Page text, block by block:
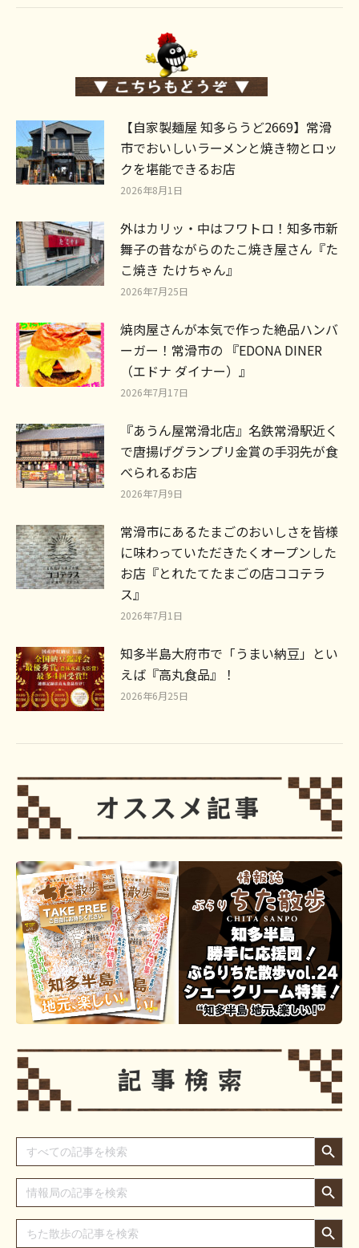
【自家製麺屋 知多らうど2669】常滑
市でおいしいラーメンと焼き物とロッ
クを堪能できるお店
2026年8月1日
外はカリッ・中はフワトロ！知多市新
舞子の昔ながらのたこ焼き屋さん『た
こ焼き たけちゃん』
2026年7月25日
焼肉屋さんが本気で作った絶品ハンバ
ーガー！常滑市の 『EDONA DINER
（エドナ ダイナー）』
2026年7月17日
『あうん屋常滑北店』名鉄常滑駅近く
で唐揚げグランプリ金賞の手羽先が食
べられるお店
2026年7月9日
常滑市にあるたまごのおいしさを皆様
に味わっていただきたくオープンした
お店『とれたてたまごの店ココテラ
ス』
2026年7月1日
知多半島大府市で「うまい納豆」とい
えば『高丸食品』！
2026年6月25日
Search
for:
Search Button
Search
for:
Search Button
Search
for:
Search Button